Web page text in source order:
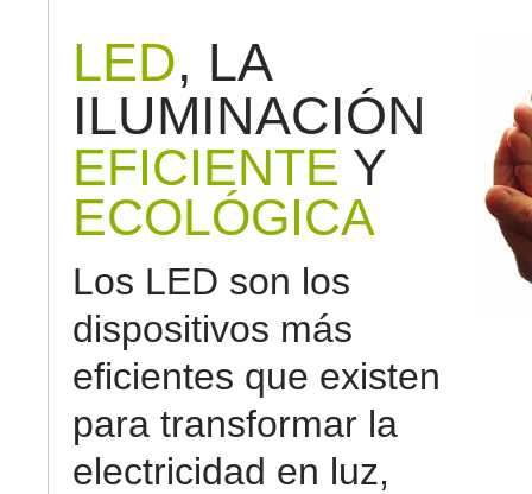
LED, LA
ILUMINACIÓN
EFICIENTE Y
ECOLÓGICA
Los LED son los
dispositivos más
eficientes que existen
para transformar la
electricidad en luz,